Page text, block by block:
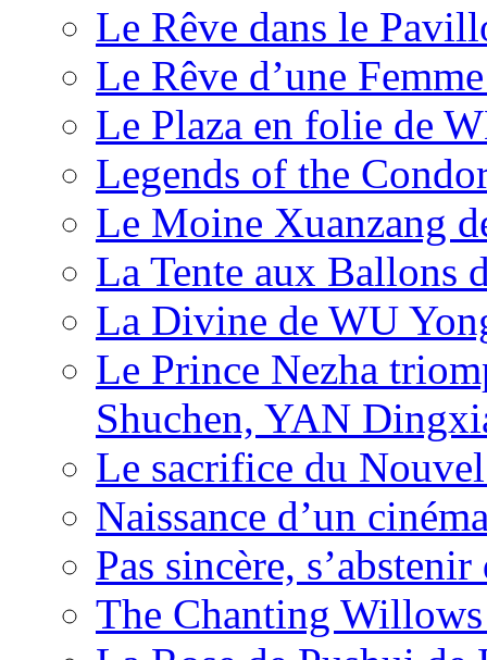
Le Rêve dans le
Le Rêve d’une
Le Plaza en folie de
Legends of the
Le Moine Xuanzang
La Tente aux Ballons
La Divine de WU
Le Prince Nezha
Shuchen, YAN
Le sacrifice du
Naissance d’un
Pas sincère,
The Chanting